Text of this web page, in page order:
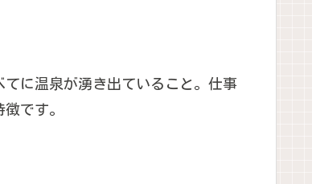
に温泉が湧き出ていること。仕事
です。